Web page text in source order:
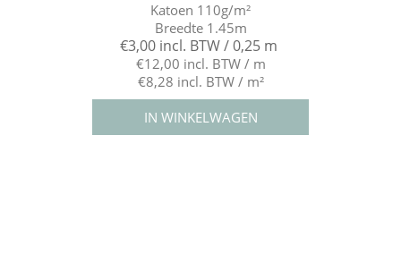
Katoen 110g/m²
Breedte 1.45m
€3,00 incl. BTW / 0,25 m
€12,00 incl. BTW / m
€8,28 incl. BTW / m²